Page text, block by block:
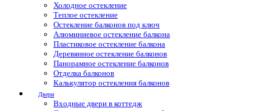
Холодное остекление
Теплое остекление
Остекление балконов под ключ
Алюминиевое остекление балкона
Пластиковое остекление балкона
Деревянное остекление балконов
Панорамное остекление балконов
Отделка балконов
Калькулятор остекления балконов
Двери
Входные двери в коттедж